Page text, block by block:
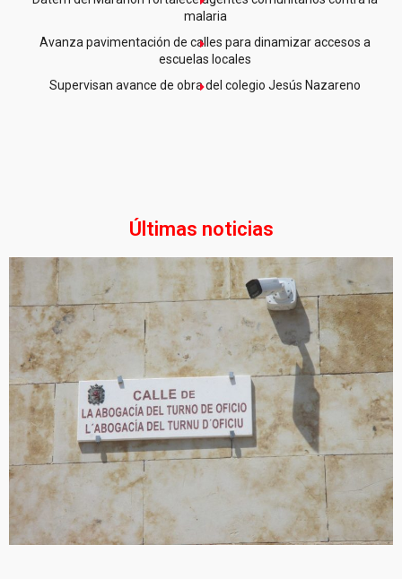
malaria
Avanza pavimentación de calles para dinamizar accesos a
escuelas locales
Supervisan avance de obra del colegio Jesús Nazareno
Últimas noticias